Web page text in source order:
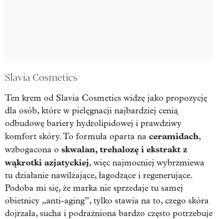
Slavia Cosmetics
Ten krem od Slavia Cosmetics widzę jako propozycję
dla osób, które w pielęgnacji najbardziej cenią
odbudowę bariery hydrolipidowej i prawdziwy
komfort skóry. To formuła oparta na ceramidach,
wzbogacona o skwalan, trehalozę i ekstrakt z
wąkrotki azjatyckiej, więc najmocniej wybrzmiewa
tu działanie nawilżające, łagodzące i regenerujące.
Podoba mi się, że marka nie sprzedaje tu samej
obietnicy „anti-aging”, tylko stawia na to, czego skóra
dojrzała, sucha i podrażniona bardzo często potrzebuje